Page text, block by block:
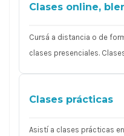
Clases online,
Cursá a distancia o de
clases presenciales.
Clases prácticas
Asistí a clases prácticas